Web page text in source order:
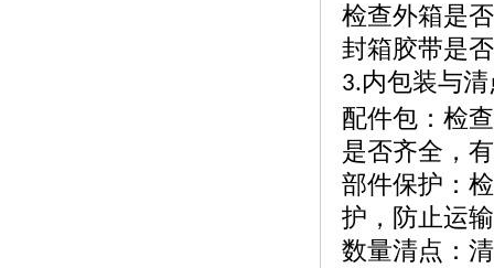
检查外箱是
封箱胶带是
3.内包装与
配件包：检
是否齐全，
部件保护：
护，防止运
数量清点：